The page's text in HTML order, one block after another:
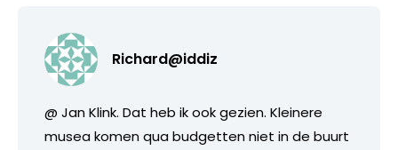
Richard@iddiz
@ Jan Klink. Dat heb ik ook gezien. Kleinere
musea komen qua budgetten niet in de buurt